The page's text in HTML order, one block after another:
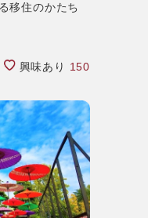
移住のかたち
興味あり 150